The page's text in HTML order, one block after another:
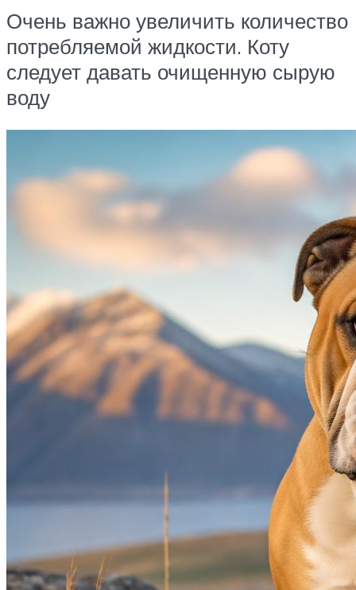
Очень важно увеличить количество
потребляемой жидкости. Коту
следует давать очищенную сырую
воду